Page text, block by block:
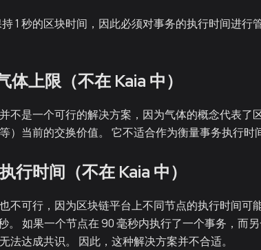
1 秒的区块时间，因此必须对事务的执行时间进行
体上限（不在 Kaia 中）
不是一个可行的解决方案，因为气体的概念代表了
）当前的交换价值。 它不适合作为衡量事务执行时
行时间（不在 Kaia 中）
不可行，因为区块链平台上不同节点的执行时间可
。 如果一个节点在 90 毫秒内执行了一个事务，而
法达成共识。 因此，这种解决方案并不合适。